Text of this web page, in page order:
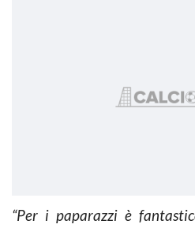
“Per i paparazzi è